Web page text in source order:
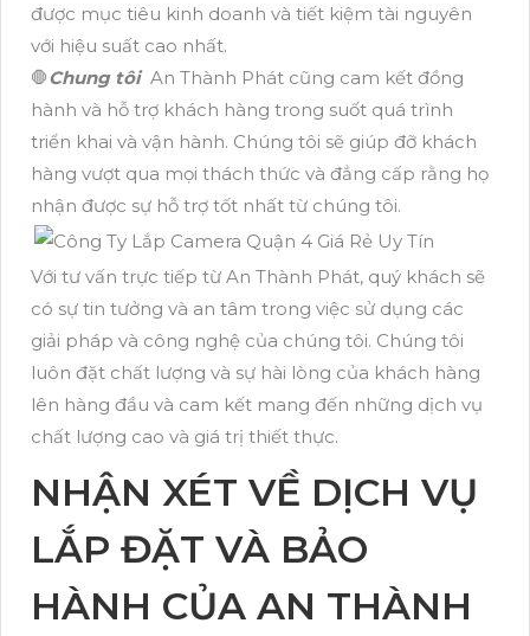
được mục tiêu kinh doanh và tiết kiệm tài nguyên
với hiệu suất cao nhất.
🛑Chung tôi An Thành Phát cũng cam kết đồng
hành và hỗ trợ khách hàng trong suốt quá trình
triển khai và vận hành. Chúng tôi sẽ giúp đỡ khách
hàng vượt qua mọi thách thức và đẳng cấp rằng họ
nhận được sự hỗ trợ tốt nhất từ chúng tôi.
Với tư vấn trực tiếp từ An Thành Phát, quý khách sẽ
có sự tin tưởng và an tâm trong việc sử dụng các
giải pháp và công nghệ của chúng tôi. Chúng tôi
luôn đặt chất lượng và sự hài lòng của khách hàng
lên hàng đầu và cam kết mang đến những dịch vụ
chất lượng cao và giá trị thiết thực.
NHẬN XÉT VỀ DỊCH VỤ
LẮP ĐẶT VÀ BẢO
HÀNH CỦA AN THÀNH